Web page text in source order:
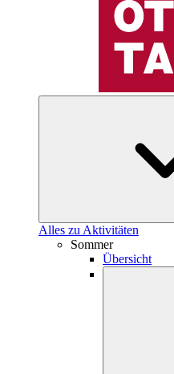
Alles zu Aktivitäten
Sommer
Übersicht